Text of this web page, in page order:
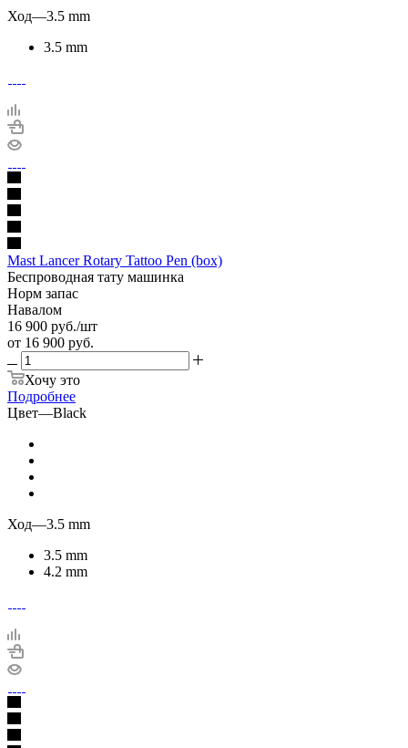
Ход—3.5 mm
3.5 mm
Mast Lancer Rotary Tattoo Pen (box)
Беспроводная тату машинка
Норм запас
Навалом
16 900 руб./шт
от 16 900 руб.
Хочу это
Подробнее
Цвет—Black
Ход—3.5 mm
3.5 mm
4.2 mm